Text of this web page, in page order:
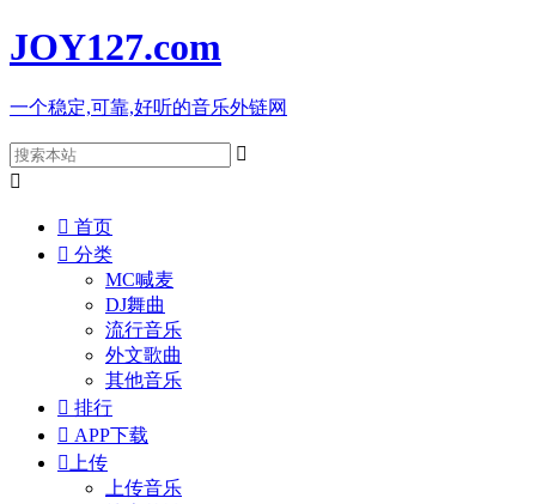
JOY127.com
一个稳定,可靠,好听的音乐外链网


 首页
 分类
MC喊麦
DJ舞曲
流行音乐
外文歌曲
其他音乐
 排行
 APP下载
 上传
上传音乐